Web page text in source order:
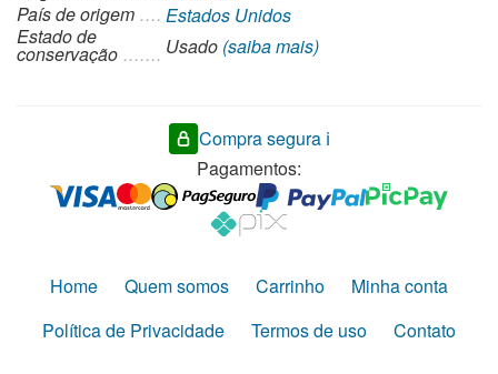
País de origem
Estados Unidos
Estado de
conservação Usado (saiba mais)
Compra segura ℹ️
Pagamentos:
Home Quem somos Carrinho
Minha conta
Política de Privacidade
Termos de uso Contato